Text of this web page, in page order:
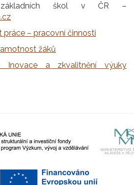
základních škol v ČR –
práce – pracovní činnosti
žáků
Inovace a zkvalitnění výuky